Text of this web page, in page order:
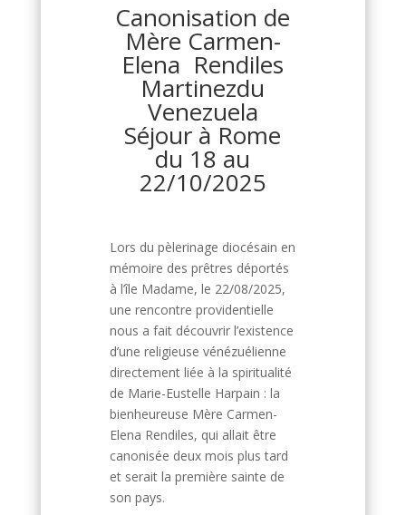
Canonisation de
Mère Carmen-
Elena Rendiles
Martinezdu
Venezuela
Séjour à Rome
du 18 au
22/10/2025
Lors du pèlerinage diocésain en
mémoire des prêtres déportés
à l’île Madame, le 22/08/2025,
une rencontre providentielle
nous a fait découvrir l’existence
d’une religieuse vénézuélienne
directement liée à la spiritualité
de Marie-Eustelle Harpain : la
bienheureuse Mère Carmen-
Elena Rendiles, qui allait être
canonisée deux mois plus tard
et serait la première sainte de
son pays.